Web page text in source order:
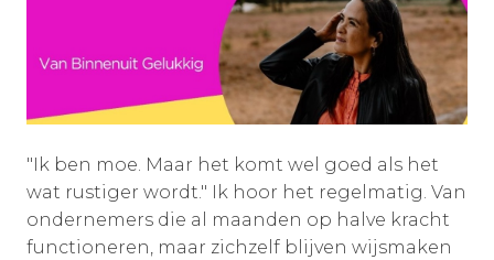
"Ik ben moe. Maar het komt wel goed als het
wat rustiger wordt." Ik hoor het regelmatig. Van
ondernemers die al maanden op halve kracht
functioneren, maar zichzelf blijven wijsmaken